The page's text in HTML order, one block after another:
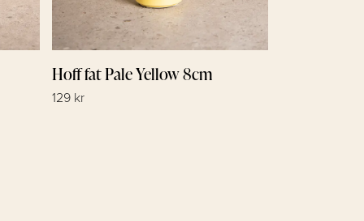
Hoff fat Pale Yellow 8cm
129 kr